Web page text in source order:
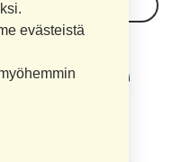
evästeistä